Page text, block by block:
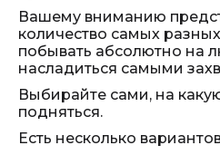
Вашему вниманию
количество самых
побывать абсолютно на
насладиться самыми
Выбирайте сами, на
подняться.
Есть несколько